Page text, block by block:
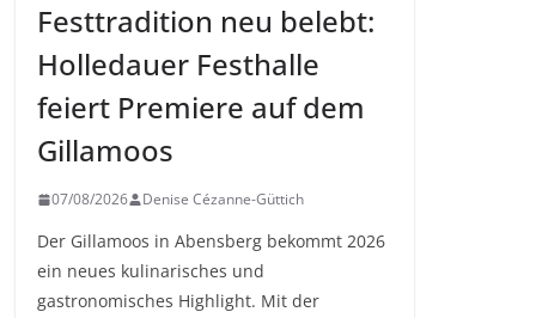
Festtradition neu belebt:
Holledauer Festhalle
feiert Premiere auf dem
Gillamoos
07/08/2026 Denise Cézanne-Güttich
Der Gillamoos in Abensberg bekommt 2026
ein neues kulinarisches und
gastronomisches Highlight. Mit der